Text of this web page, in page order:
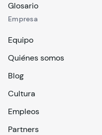
Glosario
Empresa
Equipo
Quiénes somos
Blog
Cultura
Empleos
Partners